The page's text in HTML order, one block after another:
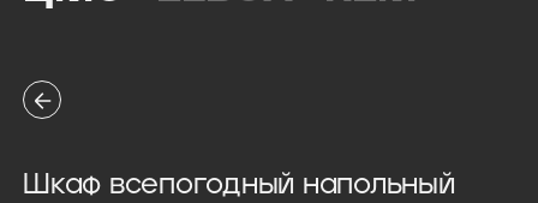
Шкаф всепогодный напольный